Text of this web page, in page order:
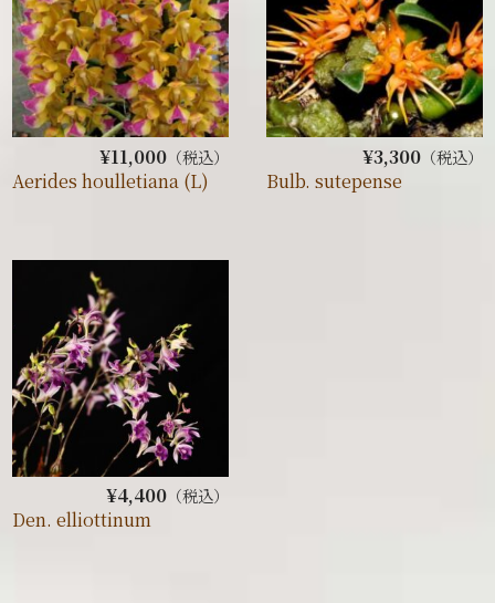
¥11,000（税込）
Aerides houlletiana (L)
¥3,300（税込）
Bulb. sutepense
¥4,400（税込）
Den. elliottinum